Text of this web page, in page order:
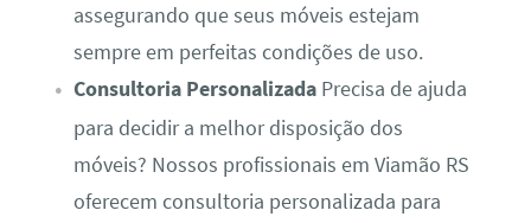
assegurando que seus móveis estejam
sempre em perfeitas condições de uso.
Consultoria PersonalizadaPrecisa de ajuda
para decidir a melhor disposição dos
móveis? Nossos profissionais em Viamão RS
oferecem consultoria personalizada para